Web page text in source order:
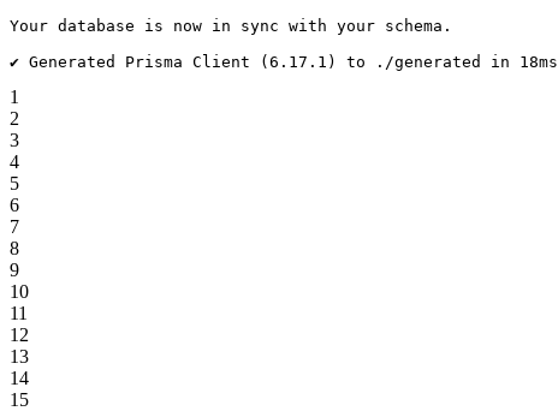
Your database is now in sync with your schema.
✔ Generated Prisma Client (6.17.1) to ./generated in 18ms
1
2
3
4
5
6
7
8
9
10
11
12
13
14
15